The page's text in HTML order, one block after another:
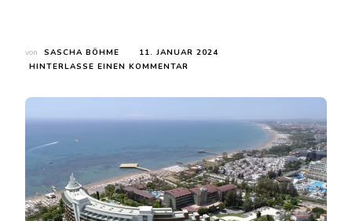
von SASCHA BÖHME
11. JANUAR 2024
HINTERLASSE EINEN KOMMENTAR
&
EIN
LUXURIÖSES
URLAUBSERLEBNIS